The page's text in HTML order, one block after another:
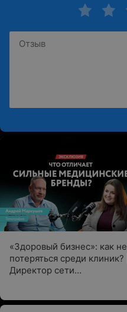
«Здоровый бизнес»: как не
потеряться среди клиник? |
Директор сети